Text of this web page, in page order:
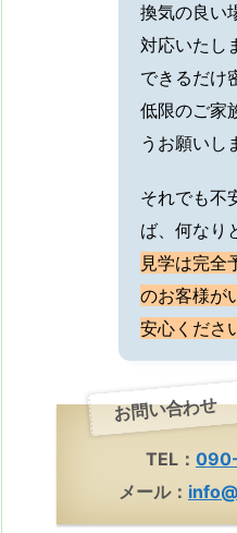
換気の良い
対応いたし
できるだけ
低限のご家
うお願いし
それでも不
ば、何なり
見学は完全
のお客様が
安心くださ
お問い合わせ
TEL：
メール：